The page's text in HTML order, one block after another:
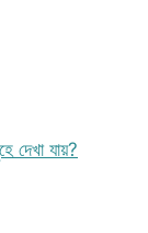
দেখা যায়?